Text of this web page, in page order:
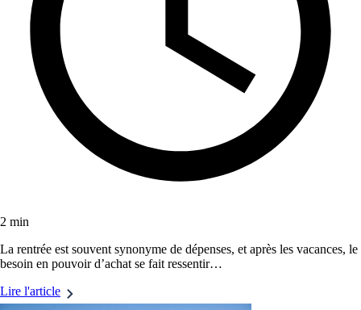
2 min
La rentrée est souvent synonyme de dépenses, et après les vacances, le
besoin en pouvoir d’achat se fait ressentir…
Lire l'article